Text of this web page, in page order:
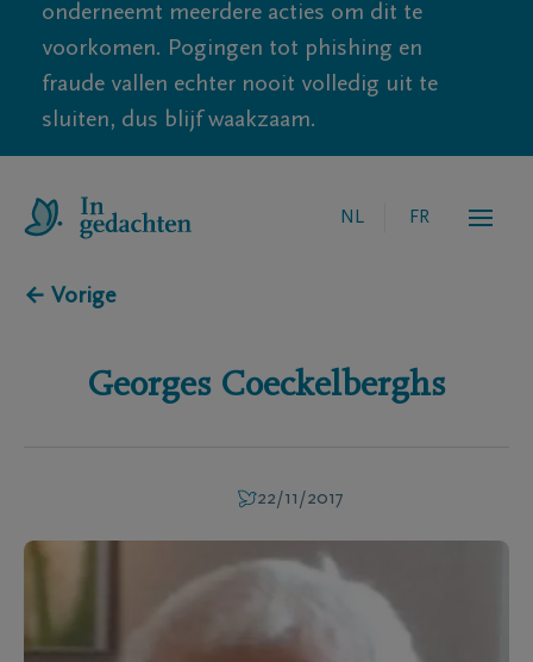
onderneemt meerdere acties om dit te
voorkomen. Pogingen tot phishing en
fraude vallen echter nooit volledig uit te
sluiten, dus blijf waakzaam.
NL FR
← Vorige
Georges Coeckelberghs
22/11/2017